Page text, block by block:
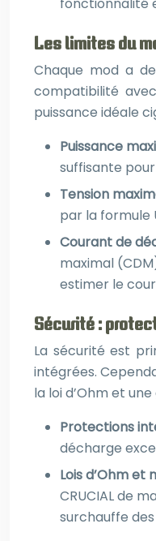
Les limites du
Chaque mod a
compatibilité
puissance idéale
Puissance
suffisante
Tension
par la formule
Courant de
maximal
estimer le
Sécurité :
La sécurité est
intégrées.
la loi d’Ohm et
Protections
décharge
Lois d’Ohm et
CRUCIAL de
surchauffe